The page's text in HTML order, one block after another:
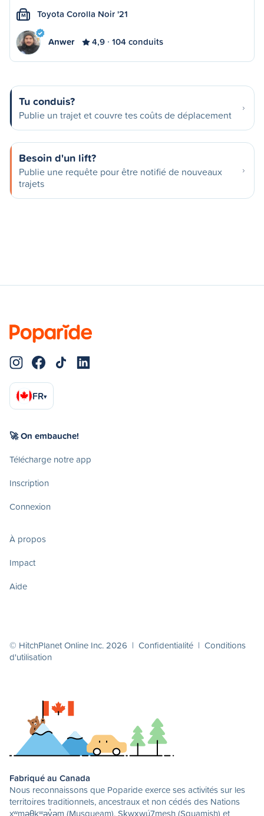
M Toyota Corolla Noir '21
Anwer 4,9 104 conduits
Tu conduis?
Publie un trajet et couvre tes coûts de déplacement
Besoin d'un lift?
Publie une requête pour être notifié de nouveaux
trajets
FR▾
🚀 On embauche!
Télécharge notre app
Inscription
Connexion
À propos
Impact
Aide
© HitchPlanet Online Inc. 2026 | Confidentialité | Conditions
d'utilisation
Fabriqué au Canada
Nous reconnaissons que Poparide exerce ses activités sur les
territoires traditionnels, ancestraux et non cédés des Nations
xʷməθkʷəy̓əm (Musqueam), Sḵwx̱wú7mesh (Squamish) et